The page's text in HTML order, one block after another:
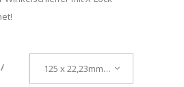
125 x 22,23mm / K 36